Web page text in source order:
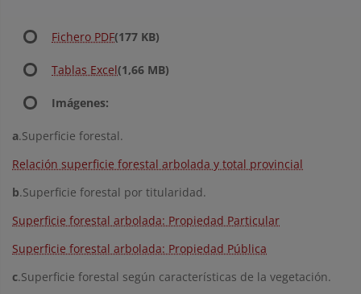
Fichero PDF(177 KB)
Tablas Excel(1,66 MB)
Imágenes:
a.Superficie forestal.
Relación superficie forestal arbolada y total provincial
b.Superficie forestal por titularidad.
Superficie forestal arbolada: Propiedad Particular
Superficie forestal arbolada: Propiedad Pública
c.Superficie forestal según características de la vegetación.